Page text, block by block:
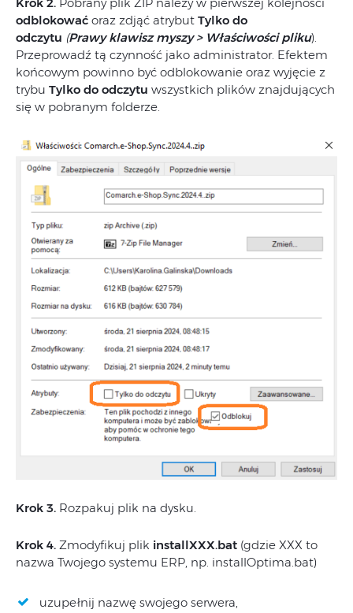
odblokować oraz zdjąć atrybut Tylko do
odczytu (Prawy klawisz myszy > Właściwości pliku).
Przeprowadź tą czynność jako administrator. Efektem
końcowym powinno być odblokowanie oraz wyjęcie z
trybu Tylko do odczytu wszystkich plików znajdujących
się w pobranym folderze.
Krok 3. Rozpakuj plik na dysku.
Krok 4. Zmodyfikuj plik installXXX.bat (gdzie XXX to
nazwa Twojego systemu ERP, np. installOptima.bat)
uzupełnij nazwę swojego serwera,